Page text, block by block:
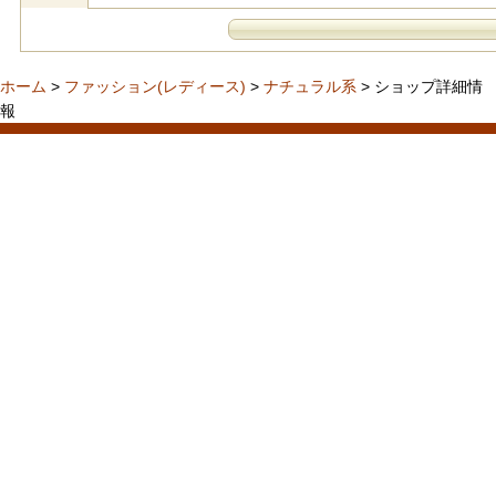
ホーム > ファッション(レディース) > ナチュラル系 > ショップ詳細情
報